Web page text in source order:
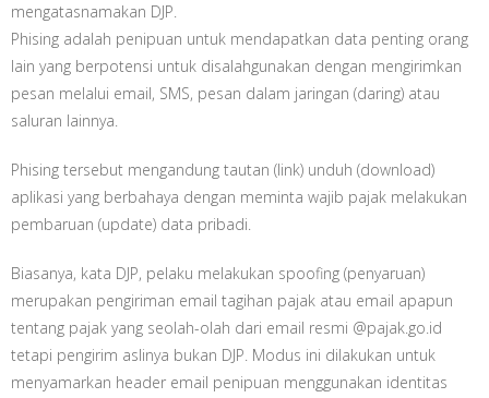
mengatasnamakan DJP.
Phising adalah penipuan untuk mendapatkan data penting orang
lain yang berpotensi untuk disalahgunakan dengan mengirimkan
pesan melalui email, SMS, pesan dalam jaringan (daring) atau
saluran lainnya.
Phising tersebut mengandung tautan (link) unduh (download)
aplikasi yang berbahaya dengan meminta wajib pajak melakukan
pembaruan (update) data pribadi.
Biasanya, kata DJP, pelaku melakukan spoofing (penyaruan)
merupakan pengiriman email tagihan pajak atau email apapun
tentang pajak yang seolah-olah dari email resmi @pajak.go.id
tetapi pengirim aslinya bukan DJP. Modus ini dilakukan untuk
menyamarkan header email penipuan menggunakan identitas